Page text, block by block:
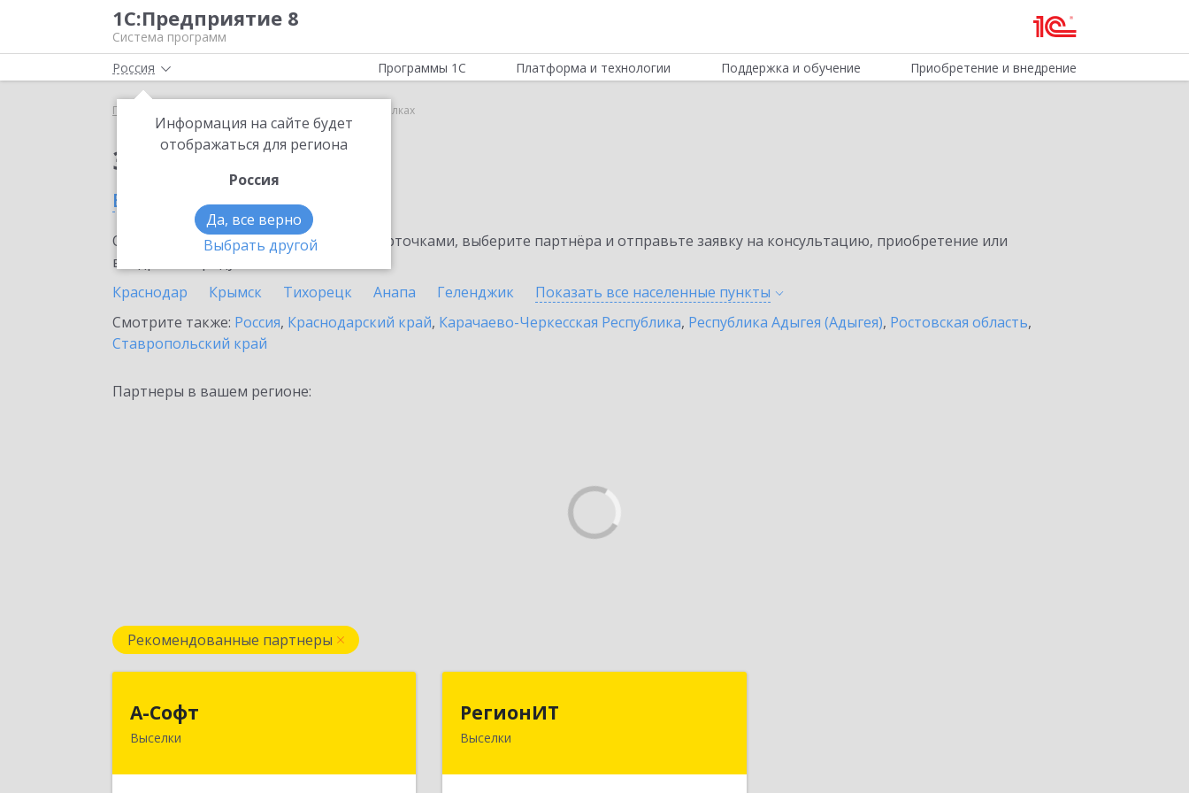
1С:Предприятие 8
Система программ
Россия
Информация на сайте будет
отображаться для региона
Россия
Да, все верно
Выбрать другой
Программы 1С Платформа и технологии Поддержка и обучение Приобретение и внедрение
Главная 1С-ЭТП в Выселках
Заказать 1С-ЭТП
в Выселках
Ознакомьтесь с информационными карточками, выберите партнёра и отправьте заявку на консультацию, приобретение или
внедрение продукта.
Краснодар
Крымск Тихорецк Анапа Геленджик Показать все населенные пункты
Смотрите также: Россия, Краснодарский край, Карачаево-Черкесская Республика, Республика Адыгея (Адыгея), Ростовская область,
Ставропольский край
Партнеры в вашем регионе:
Рекомендованные партнеры
А-Софт
Выселки
РегионИТ
Выселки353103, Краснодарский край, м.р-н